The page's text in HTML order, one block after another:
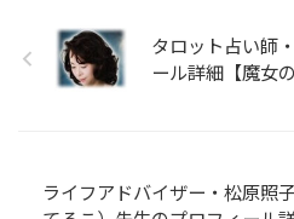
タロット占い師
ール詳細【魔女の
ライフアドバイザー・松原照